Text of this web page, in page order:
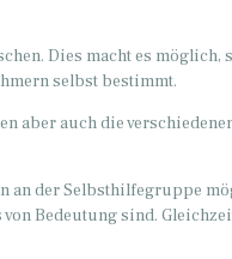
Dies macht es möglich,
selbst bestimmt.
aber auch die
an der Selbsthilfegruppe
Bedeutung sind.